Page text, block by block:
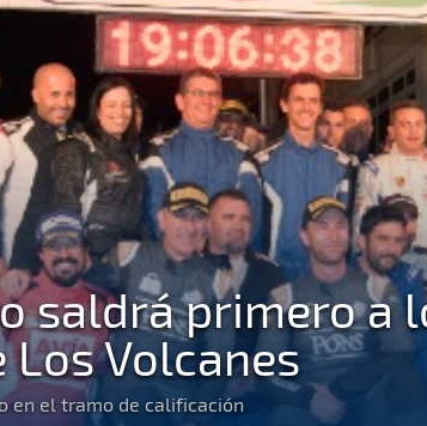
saldrá primero a
Los Volcanes
en el tramo de calificación